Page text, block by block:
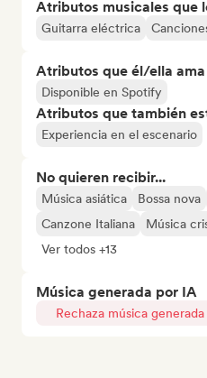
Atributos musicales que
Guitarra eléctrica
Atributos que él/ella ama
Disponible en Spotify
Atributos que también
Experiencia en el escenario
No quieren recibir...
Música asiática Bossa nova
Canzone Italiana
Música
Ver todos +13
Música generada por IA
Rechaza música